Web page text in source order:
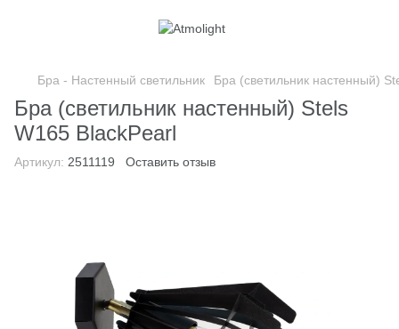
Бра - Настенный светильник Бра (светильник настенный)
Бра (светильник настенный) Stels
W165 BlackPearl
Артикул: 2511119 Оставить отзыв